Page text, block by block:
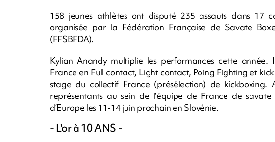
158 jeunes athlètes ont disputé 235 assauts dans 17
organisée par la Fédération Française de Savate
(FFSBFDA).
Kylian Anandy multiplie les performances cette
France en Full contact, Light contact, Poing Fighting et
stage du collectif France (présélection) de kickboxing.
représentants au sein de l’équipe de France de
d’Europe les 11-14 juin prochain en Slovénie.
- L'or à 10 ANS -